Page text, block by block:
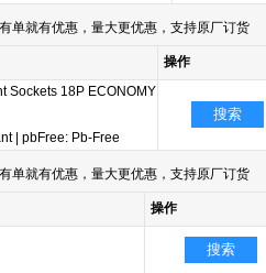
单就有优惠，量大更优惠，支持原厂订货
操作
Sockets 18P ECONOMY
pbFree: Pb-Free
搜索
单就有优惠，量大更优惠，支持原厂订货
操作
搜索